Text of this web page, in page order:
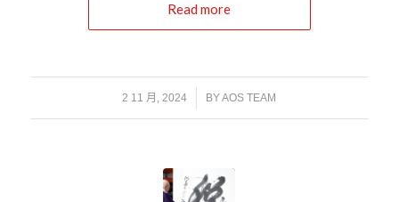
Read more
2 11 月, 2024
/ BYAOS TEAM